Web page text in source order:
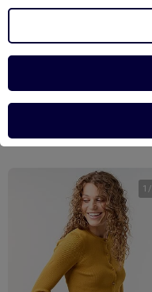
Bekijk product
2 kleuren
1 /